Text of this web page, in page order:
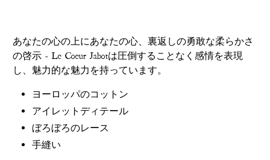
あなたの心の上にあなたの心、裏返しの勇敢な柔らかさ
の啓示 - Le Coeur Jabotは圧倒することなく感情を表現
し、魅力的な魅力を持っています。
ヨーロッパのコットン
アイレットディテール
ぼろぼろのレース
手縫い